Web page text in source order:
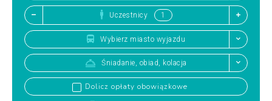
Uczestnicy
Wybierz miasto wyjazdu
Śniadanie, obiad, kolacja
Dolicz opłaty obowiązkowe